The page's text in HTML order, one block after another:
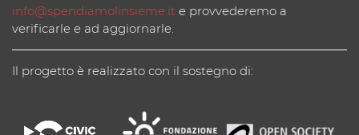
info@spendiamolinsieme.it e provvederemo a
verificarle e ad aggiornarle.
Il progetto è realizzato con il sostegno di: